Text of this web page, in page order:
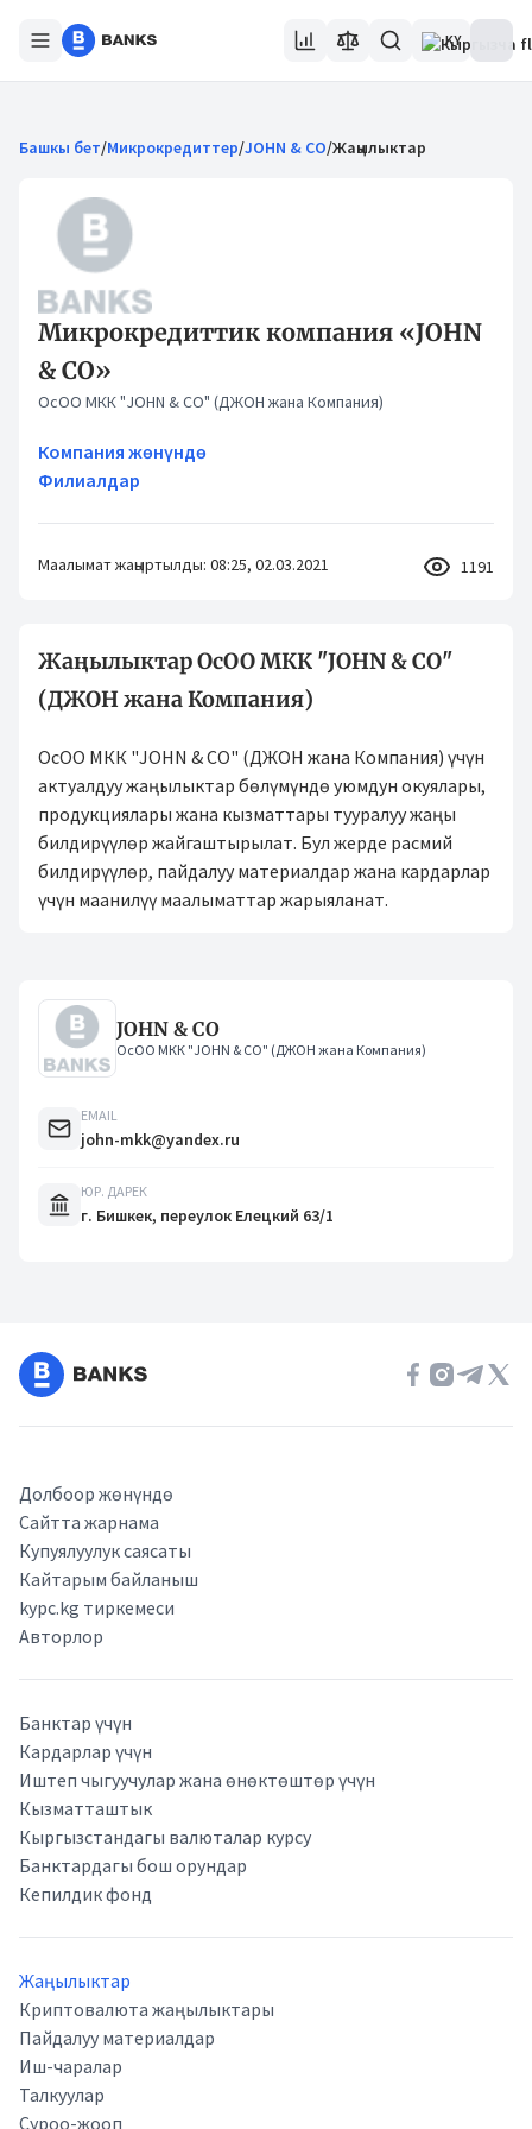
KY
Башкы бет/Микрокредиттер/JOHN & CO/Жаңылыктар
Микрокредиттик компания «JOHN
& CO»
ОсОО МКК "JOHN & CO" (ДЖОН жана Компания)
Компания жөнүндө
Филиалдар
Маалымат жаңыртылды: 08:25, 02.03.2021 1191
Жаңылыктар ОсОО МКК "JOHN & CO"
(ДЖОН жана Компания)
ОсОО МКК "JOHN & CO" (ДЖОН жана Компания) үчүн
актуалдуу жаңылыктар бөлүмүндө уюмдун окуялары,
продукциялары жана кызматтары тууралуу жаңы
билдирүүлөр жайгаштырылат. Бул жерде расмий
билдирүүлөр, пайдалуу материалдар жана кардарлар
үчүн маанилүү маалыматтар жарыяланат.
JOHN & CO
ОсОО МКК "JOHN & CO" (ДЖОН жана Компания)
EMAIL
john-mkk@yandex.ru
ЮР. ДАРЕК
г. Бишкек, переулок Елецкий 63/1
Долбоор жөнүндө
Сайтта жарнама
Купуялуулук саясаты
Кайтарым байланыш
kypc.kg тиркемеси
Авторлор
Банктар үчүн
Кардарлар үчүн
Иштеп чыгуучулар жана өнөктөштөр үчүн
Кызматташтык
Кыргызстандагы валюталар курсу
Банктардагы бош орундар
Кепилдик фонд
Жаңылыктар
Криптовалюта жаңылыктары
Пайдалуу материалдар
Иш-чаралар
Талкуулар
Суроо-жооп